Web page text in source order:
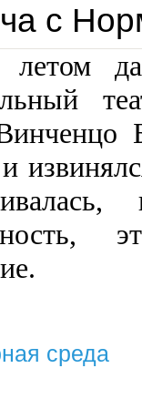
с
среда